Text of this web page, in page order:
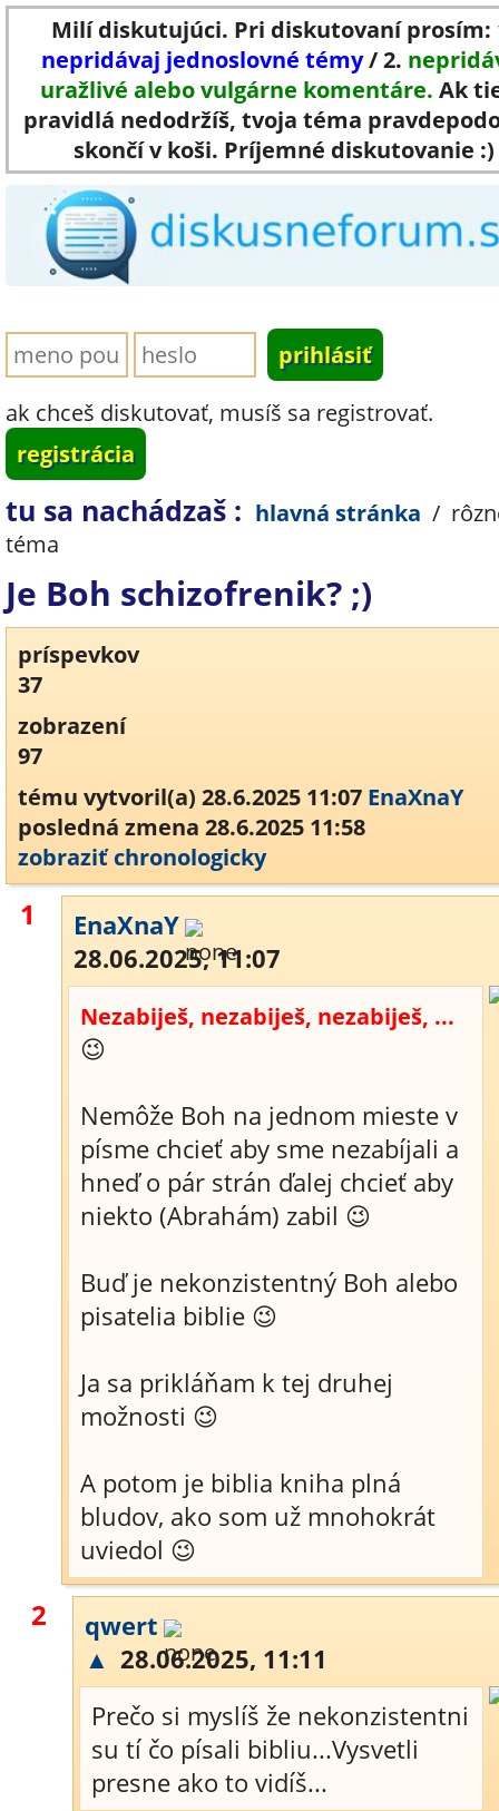
Milí diskutujúci. Pri diskutovaní prosím:
nepridávaj jednoslovné témy/ 2.
uražlivé alebo vulgárne komentáre. Ak
pravidlá nedodržíš, tvoja téma
skončí v koši. Príjemné diskutovanie :)
ak chceš diskutovať, musíš sa registrovať.
registrácia
tu sa nachádzaš : hlavná stránka /
téma
Je Boh schizofrenik? ;)
príspevkov
37
zobrazení
97
tému vytvoril(a) 28.6.2025 11:07 EnaXnaY
posledná zmena 28.6.2025 11:58
zobraziť chronologicky
1
EnaXnaY
28.06.2025, 11:07
Nezabiješ, nezabiješ, nezabiješ, ...
😉
Nemôže Boh na jednom mieste v
písme chcieť aby sme nezabíjali a
hneď o pár strán ďalej chcieť aby
niekto (Abrahám) zabil 😉
Buď je nekonzistentný Boh alebo
pisatelia biblie 😉
Ja sa prikláňam k tej druhej
možnosti 😉
A potom je biblia kniha plná
bludov, ako som už mnohokrát
uviedol 😉
2
qwert
▲ 28.06.2025, 11:11
Prečo si myslíš že nekonzistentni
su tí čo písali bibliu...Vysvetli
presne ako to vidíš...